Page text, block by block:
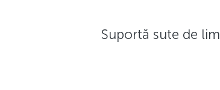
Suportă sute de